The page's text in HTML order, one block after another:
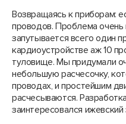
Возвращаясь к приборам:
проводов. Проблема очень
запутывается всего один
кардиоустройстве аж 10
туловище. Мы придумали
небольшую расчесочку,
проводах, и простейшим
расчесываются.
заинтересовался ижевский